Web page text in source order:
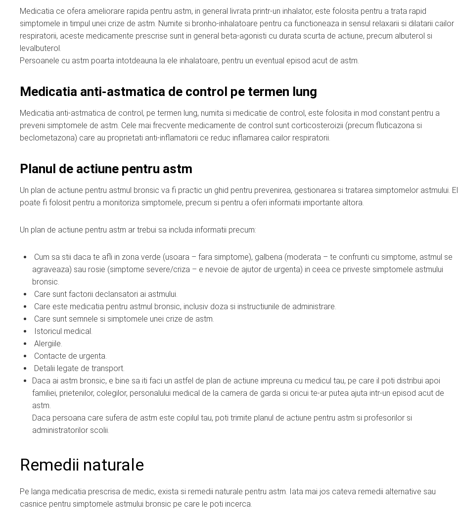
Medicatia ce ofera ameliorare rapida pentru astm, in general livrata printr-un inhalator, este folosita pentru a trata rapid
simptomele in timpul unei crize de astm. Numite si bronho-inhalatoare pentru ca functioneaza in sensul relaxarii si dilatarii cailor
respiratorii, aceste medicamente prescrise sunt in general beta-agonisti cu durata scurta de actiune, precum albuterol si
levalbuterol.
Persoanele cu astm poarta intotdeauna la ele inhalatoare, pentru un eventual episod acut de astm.
Medicatia anti-astmatica de control pe termen lung
Medicatia anti-astmatica de control, pe termen lung, numita si medicatie de control, este folosita in mod constant pentru a
preveni simptomele de astm. Cele mai frecvente medicamente de control sunt corticosteroizii (precum fluticazona si
beclometazona) care au proprietati anti-inflamatorii ce reduc inflamarea cailor respiratorii.
Planul de actiune pentru astm
Un plan de actiune pentru astmul bronsic va fi practic un ghid pentru prevenirea, gestionarea si tratarea simptomelor astmului. El
poate fi folosit pentru a monitoriza simptomele, precum si pentru a oferi informatii importante altora.
Un plan de actiune pentru astm ar trebui sa includa informatii precum:
Cum sa stii daca te afli in zona verde (usoara – fara simptome), galbena (moderata – te confrunti cu simptome, astmul se
agraveaza) sau rosie (simptome severe/criza – e nevoie de ajutor de urgenta) in ceea ce priveste simptomele astmului
bronsic.
Care sunt factorii declansatori ai astmului.
Care este medicatia pentru astmul bronsic, inclusiv doza si instructiunile de administrare.
Care sunt semnele si simptomele unei crize de astm.
Istoricul medical.
Alergiile.
Contacte de urgenta.
Detalii legate de transport.
Daca ai astm bronsic, e bine sa iti faci un astfel de plan de actiune impreuna cu medicul tau, pe care il poti distribui apoi
familiei, prietenilor, colegilor, personalului medical de la camera de garda si oricui te-ar putea ajuta intr-un episod acut de
astm.
Daca persoana care sufera de astm este copilul tau, poti trimite planul de actiune pentru astm si profesorilor si
administratorilor scolii.
Remedii naturale
Pe langa medicatia prescrisa de medic, exista si remedii naturale pentru astm. Iata mai jos cateva remedii alternative sau
casnice pentru simptomele astmului bronsic pe care le poti incerca.